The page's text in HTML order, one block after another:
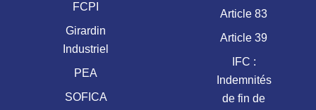
FCPI
Girardin
Industriel
PEA
SOFICA
Article 83
Article 39
IFC :
Indemnités
de fin de